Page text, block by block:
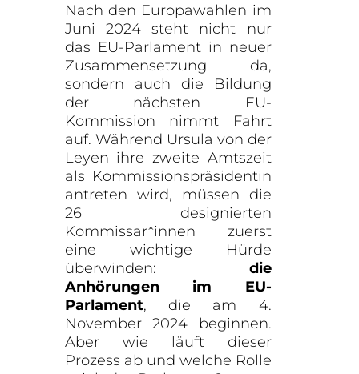
Nach den Europawahlen im
Juni 2024 steht nicht nur
das EU-Parlament in neuer
Zusammensetzung da,
sondern auch die Bildung
der nächsten EU-
Kommission nimmt Fahrt
auf. Während Ursula von der
Leyen ihre zweite Amtszeit
als Kommissionspräsidentin
antreten wird, müssen die
26 designierten
Kommissar*innen zuerst
eine wichtige Hürde
überwinden: die
Anhörungen im EU-
Parlament, die am 4.
November 2024 beginnen.
Aber wie läuft dieser
Prozess ab und welche Rolle